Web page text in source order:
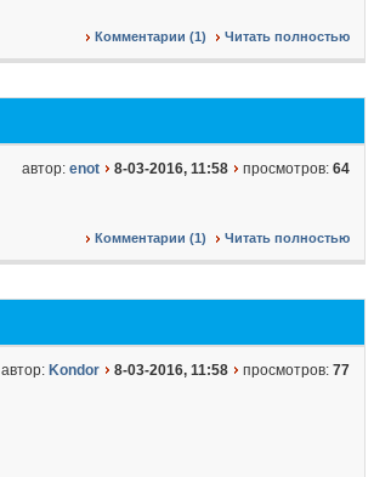
Комментарии (1) Читать полностью
автор: enot 8-03-2016, 11:58 просмотров: 64
Комментарии (1) Читать полностью
автор: Kondor 8-03-2016, 11:58 просмотров: 77